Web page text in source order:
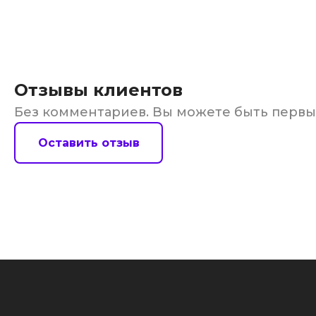
Отзывы клиентов
Без комментариев. Вы можете быть
Оставить отзыв